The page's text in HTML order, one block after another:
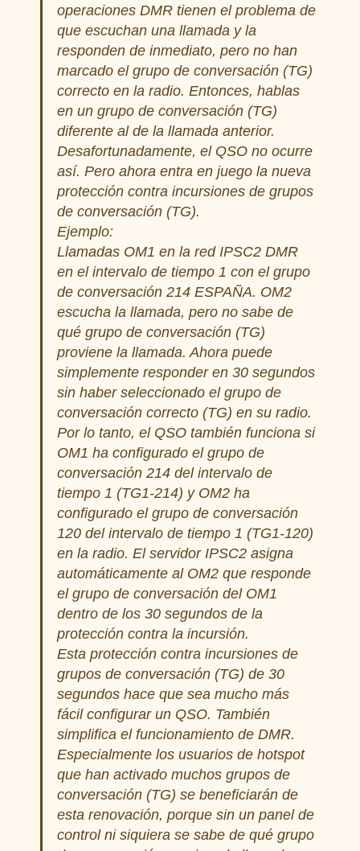
operaciones DMR tienen el problema de
que escuchan una llamada y la
responden de inmediato, pero no han
marcado el grupo de conversación (TG)
correcto en la radio. Entonces, hablas
en un grupo de conversación (TG)
diferente al de la llamada anterior.
Desafortunadamente, el QSO no ocurre
así. Pero ahora entra en juego la nueva
protección contra incursiones de grupos
de conversación (TG).
Ejemplo:
Llamadas OM1 en la red IPSC2 DMR
en el intervalo de tiempo 1 con el grupo
de conversación 214 ESPAÑA. OM2
escucha la llamada, pero no sabe de
qué grupo de conversación (TG)
proviene la llamada. Ahora puede
simplemente responder en 30 segundos
sin haber seleccionado el grupo de
conversación correcto (TG) en su radio.
Por lo tanto, el QSO también funciona si
OM1 ha configurado el grupo de
conversación 214 del intervalo de
tiempo 1 (TG1-214) y OM2 ha
configurado el grupo de conversación
120 del intervalo de tiempo 1 (TG1-120)
en la radio. El servidor IPSC2 asigna
automáticamente al OM2 que responde
el grupo de conversación del OM1
dentro de los 30 segundos de la
protección contra la incursión.
Esta protección contra incursiones de
grupos de conversación (TG) de 30
segundos hace que sea mucho más
fácil configurar un QSO. También
simplifica el funcionamiento de DMR.
Especialmente los usuarios de hotspot
que han activado muchos grupos de
conversación (TG) se beneficiarán de
esta renovación, porque sin un panel de
control ni siquiera se sabe de qué grupo